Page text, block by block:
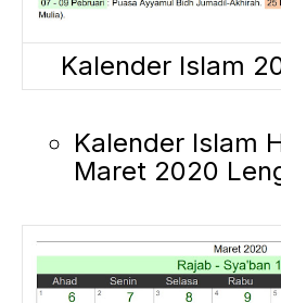
Kalender Islam
Kalender Islam
Maret 2020